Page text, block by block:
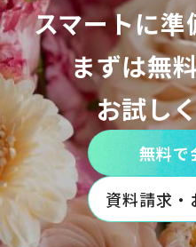
スマートに準
まずは無
お試し
無料で
資料請求・